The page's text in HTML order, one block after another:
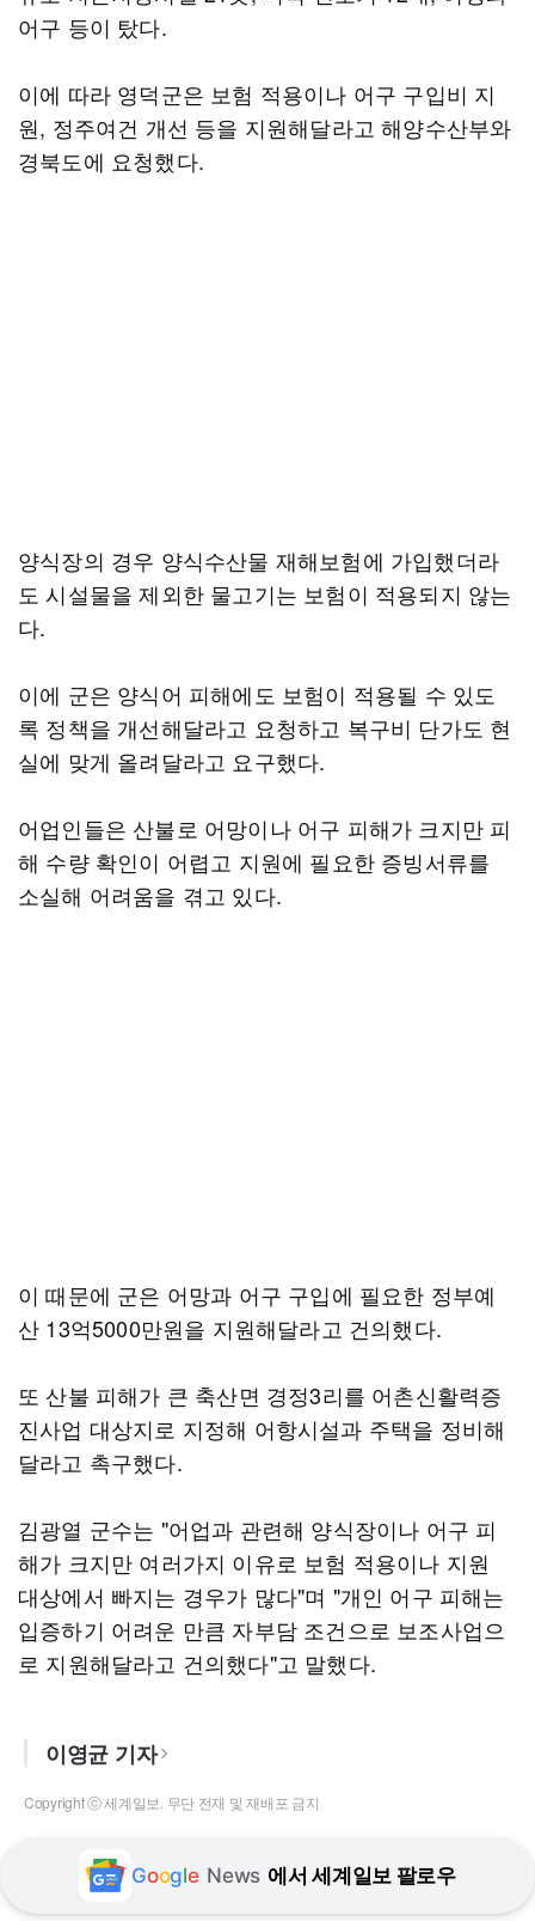
어구 등이 탔다.
이에 따라 영덕군은 보험 적용이나 어구 구입비 지
원, 정주여건 개선 등을 지원해달라고 해양수산부와
경북도에 요청했다.
양식장의 경우 양식수산물 재해보험에 가입했더라
도 시설물을 제외한 물고기는 보험이 적용되지 않는
다.
이에 군은 양식어 피해에도 보험이 적용될 수 있도
록 정책을 개선해달라고 요청하고 복구비 단가도 현
실에 맞게 올려달라고 요구했다.
어업인들은 산불로 어망이나 어구 피해가 크지만 피
해 수량 확인이 어렵고 지원에 필요한 증빙서류를
소실해 어려움을 겪고 있다.
이 때문에 군은 어망과 어구 구입에 필요한 정부예
산 13억5000만원을 지원해달라고 건의했다.
또 산불 피해가 큰 축산면 경정3리를 어촌신활력증
진사업 대상지로 지정해 어항시설과 주택을 정비해
달라고 촉구했다.
김광열 군수는 "어업과 관련해 양식장이나 어구 피
해가 크지만 여러가지 이유로 보험 적용이나 지원
대상에서 빠지는 경우가 많다"며 "개인 어구 피해는
입증하기 어려운 만큼 자부담 조건으로 보조사업으
로 지원해달라고 건의했다"고 말했다.
이영균 기자
Copyright ⓒ 세계일보. 무단 전재 및 재배포 금지
Google News 에서 세계일보 팔로우